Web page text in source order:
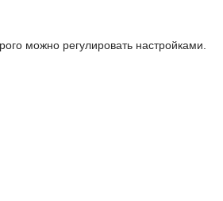
можно регулировать настройками.